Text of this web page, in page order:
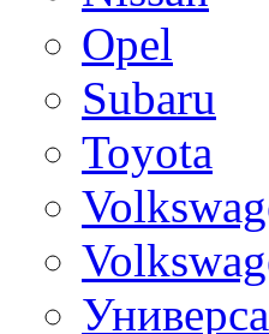
Opel
Subaru
Toyota